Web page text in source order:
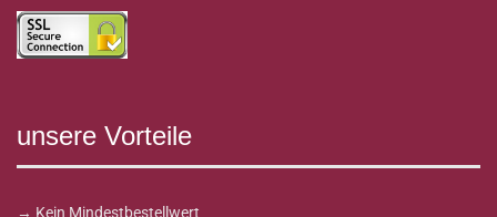
unsere Vorteile
→ Kein Mindestbestellwert